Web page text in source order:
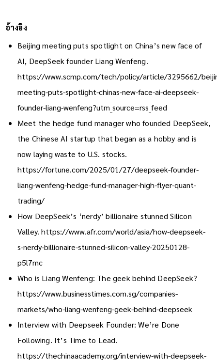
อ้างอิง
Beijing meeting puts spotlight on China’s new face of
AI, DeepSeek founder Liang Wenfeng.
https://www.scmp.com/tech/policy/article/3295662/
meeting-puts-spotlight-chinas-new-face-ai-deepseek-
founder-liang-wenfeng?utm_source=rss_feed
Meet the hedge fund manager who founded DeepSeek,
the Chinese AI startup that began as a hobby and is
now laying waste to U.S. stocks.
https://fortune.com/2025/01/27/deepseek-founder-
liang-wenfeng-hedge-fund-manager-high-flyer-quant-
trading/
How DeepSeek’s ‘nerdy’ billionaire stunned Silicon
Valley.https://www.afr.com/world/asia/how-deepseek-
s-nerdy-billionaire-stunned-silicon-valley-20250128-
p5l7mc
Who is Liang Wenfeng: The geek behind DeepSeek?
https://www.businesstimes.com.sg/companies-
markets/who-liang-wenfeng-geek-behind-deepseek
Interview with Deepseek Founder: We’re Done
Following. It’s Time to Lead.
https://thechinaacademy.org/interview-with-deepseek-